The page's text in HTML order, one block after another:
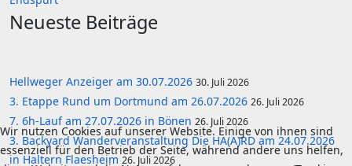
Neueste Beiträge
Hellweger Anzeiger am 30.07.2026 30. Juli 2026
3. Etappe Rund um Dortmund am 26.07.2026 26. Juli 2026
7. 6h-Lauf am 27.07.2026 in Bönen 26. Juli 2026
3. Backyard Wanderveranstaltung Die HA(A)RD am 24.07.2026
in Haltern Flaesheim26. Juli 2026
Wir nutzen Cookies auf unserer Website. Einige von ihnen sind
essenziell für den Betrieb der Seite, während andere uns helfen,